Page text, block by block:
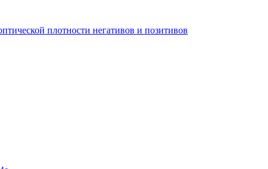
плотности негативов и позитивов